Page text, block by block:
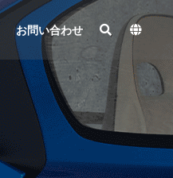
お問い合わせ